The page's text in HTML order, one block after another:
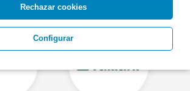
Rechazar cookies
Configurar